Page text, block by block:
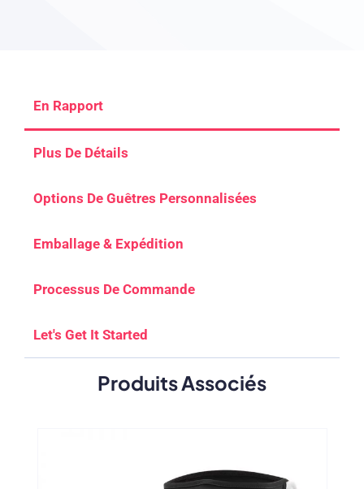
En Rapport
Plus De Détails
Options De Guêtres Personnalisées
Emballage & Expédition
Processus De Commande
Let's Get It Started
Produits Associés